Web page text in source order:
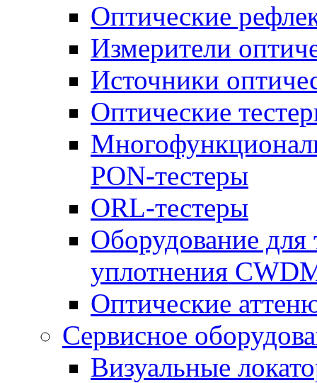
Оптические
Измерители
Источники
Оптические
PON-тестеры
ORL-тестеры
Оборудование для
уплотнения
Оптические
Сервисное
Визуальные